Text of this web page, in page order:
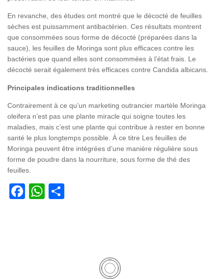
En revanche, des études ont montré que le décocté de feuilles
sèches est puissamment antibactérien. Ces résultats montrent
que consommées sous forme de décocté (préparées dans la
sauce), les feuilles de Moringa sont plus efficaces contre les
bactéries que quand elles sont consommées à l’état frais. Le
décocté serait également très efficaces contre Candida albicans.
Principales indications traditionnelles
Contrairement à ce qu’un marketing outrancier martèle Moringa
oleifera n’est pas une plante miracle qui soigne toutes les
maladies, mais c’est une plante qui contribue à rester en bonne
santé le plus longtemps possible. À ce titre Les feuilles de
Moringa peuvent être intégrées d’une manière régulière sous
forme de poudre dans la nourriture, sous forme de thé des
feuilles.
Facebook
WhatsApp